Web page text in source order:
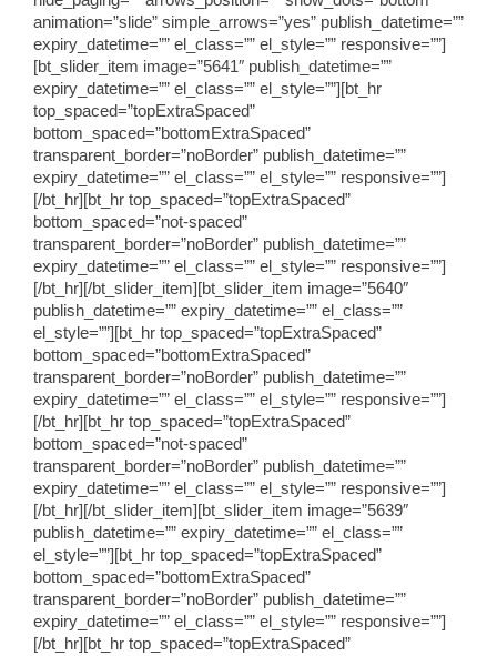
animation=”slide” simple_arrows=”yes” publish_datetime=””
expiry_datetime=”” el_class=”” el_style=”” responsive=””]
[bt_slider_item image=”5641″ publish_datetime=””
expiry_datetime=”” el_class=”” el_style=””][bt_hr
top_spaced=”topExtraSpaced”
bottom_spaced=”bottomExtraSpaced”
transparent_border=”noBorder” publish_datetime=””
expiry_datetime=”” el_class=”” el_style=”” responsive=””]
[/bt_hr][bt_hr top_spaced=”topExtraSpaced”
bottom_spaced=”not-spaced”
transparent_border=”noBorder” publish_datetime=””
expiry_datetime=”” el_class=”” el_style=”” responsive=””]
[/bt_hr][/bt_slider_item][bt_slider_item image=”5640″
publish_datetime=”” expiry_datetime=”” el_class=””
el_style=””][bt_hr top_spaced=”topExtraSpaced”
bottom_spaced=”bottomExtraSpaced”
transparent_border=”noBorder” publish_datetime=””
expiry_datetime=”” el_class=”” el_style=”” responsive=””]
[/bt_hr][bt_hr top_spaced=”topExtraSpaced”
bottom_spaced=”not-spaced”
transparent_border=”noBorder” publish_datetime=””
expiry_datetime=”” el_class=”” el_style=”” responsive=””]
[/bt_hr][/bt_slider_item][bt_slider_item image=”5639″
publish_datetime=”” expiry_datetime=”” el_class=””
el_style=””][bt_hr top_spaced=”topExtraSpaced”
bottom_spaced=”bottomExtraSpaced”
transparent_border=”noBorder” publish_datetime=””
expiry_datetime=”” el_class=”” el_style=”” responsive=””]
[/bt_hr][bt_hr top_spaced=”topExtraSpaced”